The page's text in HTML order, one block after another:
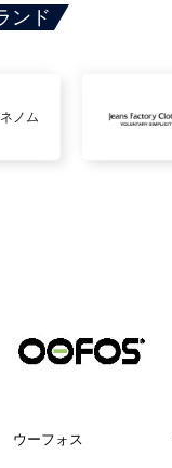
ンド
ネノム
ウーフォス